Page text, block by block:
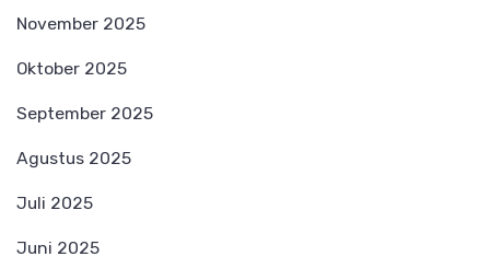
November 2025
Oktober 2025
September 2025
Agustus 2025
Juli 2025
Juni 2025